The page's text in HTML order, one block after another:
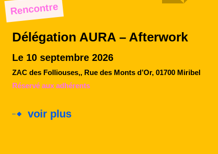
Rencontre
Délégation AURA – Afterwork
Le 10 septembre 2026
ZAC des Folliouses,, Rue des Monts d’Or, 01700 Miribel
Réservé aux adhérents
voir plus